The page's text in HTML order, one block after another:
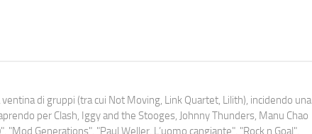
di gruppi (tra cui Not Moving, Link Quartet, Lilith), incidendo una
per Clash, Iggy and the Stooges, Johnny Thunders, Manu Chao
Generations", "Paul Weller, L’uomo cangiante", "Rock n Goal",